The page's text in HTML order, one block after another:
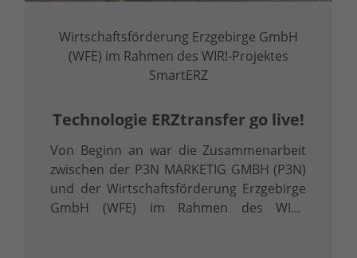
Wirtschaftsförderung Erzgebirge GmbH
(WFE) im Rahmen des WIR!-Projektes
SmartERZ
Technologie ERZtransfer go live!
Von Beginn an war die Zusammenarbeit
zwischen der P3N MARKETIG GMBH (P3N)
und der Wirtschaftsförderung Erzgebirge
GmbH (WFE) im Rahmen des WIR!-